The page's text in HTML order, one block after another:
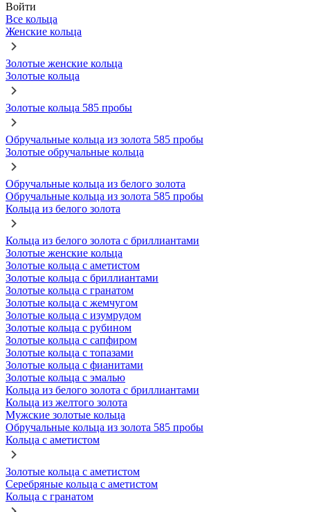
Войти
Все кольца
Женские кольца
Золотые женские кольца
Золотые кольца
Золотые кольца 585 пробы
Обручальные кольца из золота 585 пробы
Золотые обручальные кольца
Обручальные кольца из белого золота
Обручальные кольца из золота 585 пробы
Кольца из белого золота
Кольца из белого золота с бриллиантами
Золотые женские кольца
Золотые кольца с аметистом
Золотые кольца с бриллиантами
Золотые кольца с гранатом
Золотые кольца с жемчугом
Золотые кольца с изумрудом
Золотые кольца с рубином
Золотые кольца с сапфиром
Золотые кольца с топазами
Золотые кольца с фианитами
Золотые кольца с эмалью
Кольца из белого золота с бриллиантами
Кольца из желтого золота
Мужские золотые кольца
Обручальные кольца из золота 585 пробы
Кольца с аметистом
Золотые кольца с аметистом
Серебряные кольца с аметистом
Кольца с гранатом